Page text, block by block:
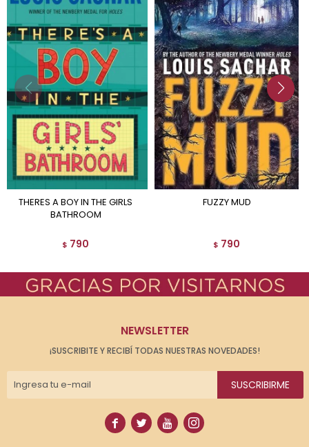
THERES A BOY IN THE GIRLS
BATHROOM
$ 790
FUZZY MUD
$ 790
NEWSLETTER
¡SUSCRIBITE Y RECIBÍ TODAS NUESTRAS NOVEDADES!
SUSCRIBIRME
   